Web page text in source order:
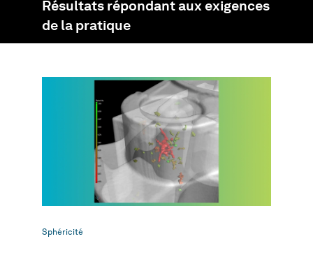
Résultats répondant aux exigences
de la pratique
Sphéricité